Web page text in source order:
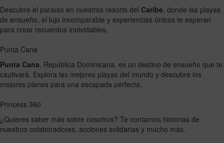
Descubre el paraíso en nuestros resorts del Caribe , donde las playas
de ensueño, el lujo incomparable y experiencias únicas te esperan
para crear recuerdos inolvidables.
Punta Cana
Punta Cana , República Dominicana, es un destino de ensueño que te
cautivará. Explora las mejores playas del mundo y descubre los
mejores planes para una escapada perfecta.
Princess 360
¿Quieres saber más sobre nosotros? Te contamos historias de
nuestros colaboradores, acciones solidarias y mucho más.